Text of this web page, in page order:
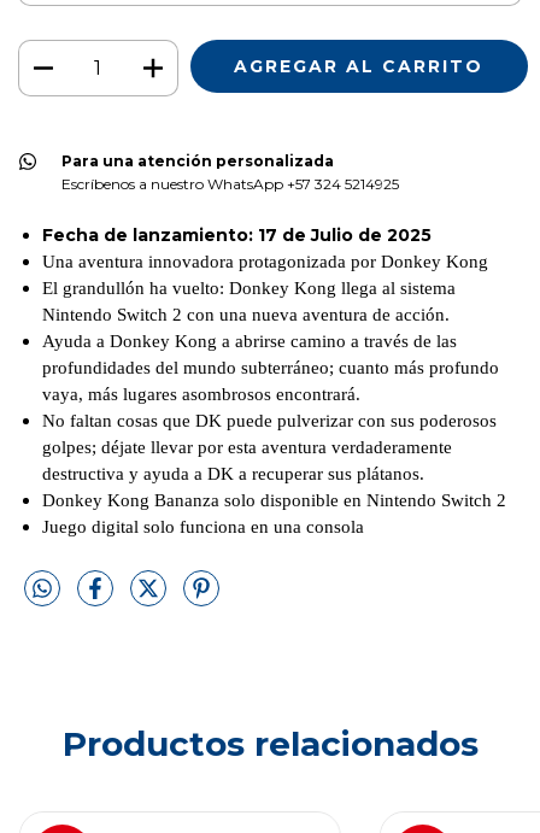
Para una atención personalizada
Escríbenos a nuestro WhatsApp +57 324 5214925
Fecha de lanzamiento: 17 de Julio de 2025
Una aventura innovadora protagonizada por Donkey Kong
El grandullón ha vuelto: Donkey Kong llega al sistema
Nintendo Switch 2 con una nueva aventura de acción.
Ayuda a Donkey Kong a abrirse camino a través de las
profundidades del mundo subterráneo; cuanto más profundo
vaya, más lugares asombrosos encontrará.
No faltan cosas que DK puede pulverizar con sus poderosos
golpes; déjate llevar por esta aventura verdaderamente
destructiva y ayuda a DK a recuperar sus plátanos.
Donkey Kong Bananza solo disponible en Nintendo Switch 2
Juego digital solo funciona en una consola
Productos relacionados